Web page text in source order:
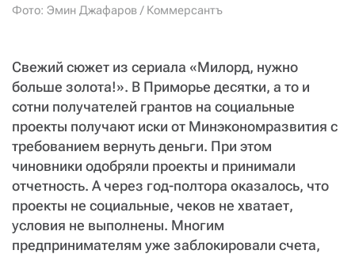
Фото: Эмин Джафаров / Коммерсантъ
Свежий сюжет из сериала «Милорд, нужно
больше золота!». В Приморье десятки, а то и
сотни получателей грантов на социальные
проекты получают иски от Минэкономразвития с
требованием вернуть деньги. При этом
чиновники одобряли проекты и принимали
отчетность. А через год-полтора оказалось, что
проекты не социальные, чеков не хватает,
условия не выполнены. Многим
предпринимателям уже заблокировали счета,